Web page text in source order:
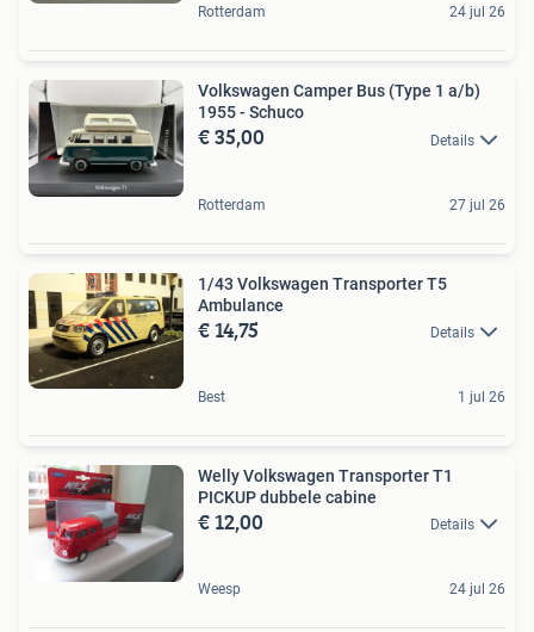
Rotterdam 24 jul 26
Volkswagen Camper Bus (Type 1 a/b)
1955 - Schuco
€ 35,00 Details
Rotterdam 27 jul 26
1/43 Volkswagen Transporter T5
Ambulance
€ 14,75 Details
Best 1 jul 26
Welly Volkswagen Transporter T1
PICKUP dubbele cabine
€ 12,00 Details
Weesp 24 jul 26